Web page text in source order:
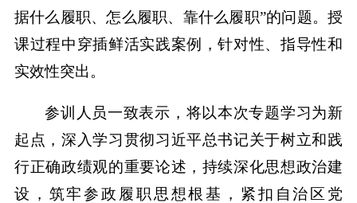
据什么履职、怎么履职、靠什么履职”的问题。授
课过程中穿插鲜活实践案例，针对性、指导性和
实效性突出。
参训人员一致表示，将以本次专题学习为新
起点，深入学习贯彻习近平总书记关于树立和践
行正确政绩观的重要论述，持续深化思想政治建
设，筑牢参政履职思想根基，紧扣自治区党